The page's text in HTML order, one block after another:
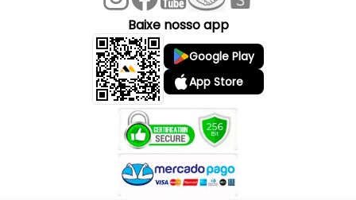
Baixe nosso app
Google Play
App Store